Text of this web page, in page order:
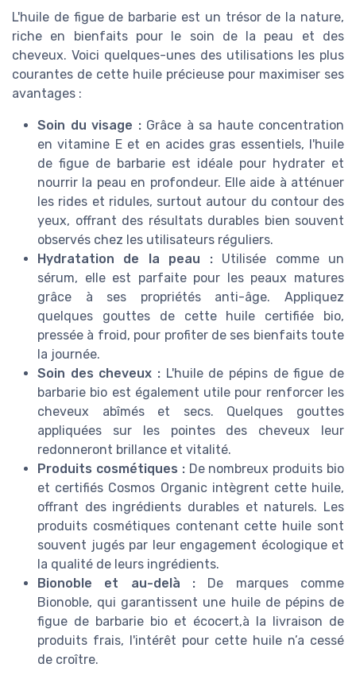
L'huile de figue de barbarie est un trésor de la nature,
riche en bienfaits pour le soin de la peau et des
cheveux. Voici quelques-unes des utilisations les plus
courantes de cette huile précieuse pour maximiser ses
avantages :
Soin du visage :Grâce à sa haute concentration
en vitamine E et en acides gras essentiels, l'huile
de figue de barbarie est idéale pour hydrater et
nourrir la peau en profondeur. Elle aide à atténuer
les rides et ridules, surtout autour du contour des
yeux, offrant des résultats durables bien souvent
observés chez les utilisateurs réguliers.
Hydratation de la peau :Utilisée comme un
sérum, elle est parfaite pour les peaux matures
grâce à ses propriétés anti-âge. Appliquez
quelques gouttes de cette huile certifiée bio,
pressée à froid, pour profiter de ses bienfaits toute
la journée.
Soin des cheveux : L'huile de pépins de figue de
barbarie bio est également utile pour renforcer les
cheveux abîmés et secs. Quelques gouttes
appliquées sur les pointes des cheveux leur
redonneront brillance et vitalité.
Produits cosmétiques :De nombreux produits bio
et certifiés Cosmos Organic intègrent cette huile,
offrant des ingrédients durables et naturels. Les
produits cosmétiques contenant cette huile sont
souvent jugés par leur engagement écologique et
la qualité de leurs ingrédients.
Bionoble et au-delà : De marques comme
Bionoble, qui garantissent une huile de pépins de
figue de barbarie bio et écocert,à la livraison de
produits frais, l'intérêt pour cette huile n’a cessé
de croître.